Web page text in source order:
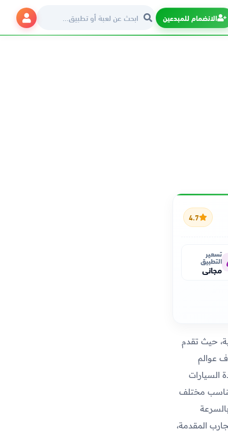
الانضمام للمبدعين
4.7
تسعير
التطبيق
مجاني
حيث تقدم
عوالم
السيارات
تناسب مختلف
المقدمة،